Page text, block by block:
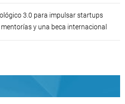
3.0 para impulsar startups
y una beca internacional